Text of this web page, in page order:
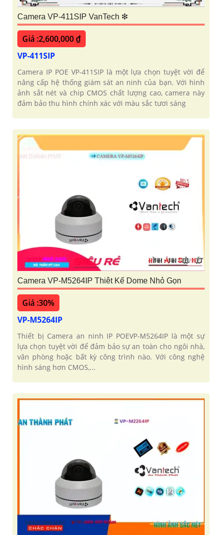
Camera VP-411SIP VanTech ❇
Giá :2,600,000 ₫
VP-411SIP
Camera IP POE VP-411SIP là một lựa chọn tuyệt vời để
nâng cấp hệ thống giám sát an ninh của bạn. Với hình
ảnh sắt nét và chip CMOS chất lượng cao, camera này
đảm bảo thu hình chính xác với màu sắc tươi sáng
Camera VP-M5264IP Thiêt Kế Dome Nhỏ Gọn
Giá :30%
VP-M5264IP
Thiết bị Camera an ninh IP POEVP-M5264IP là một sự
lựa chọn tuyệt vời để đảm bảo sự an toàn cho ngôi nhà,
văn phòng hoặc bất kỳ công trình nào. Với công nghệ
hình sáng hơn CMOS,...